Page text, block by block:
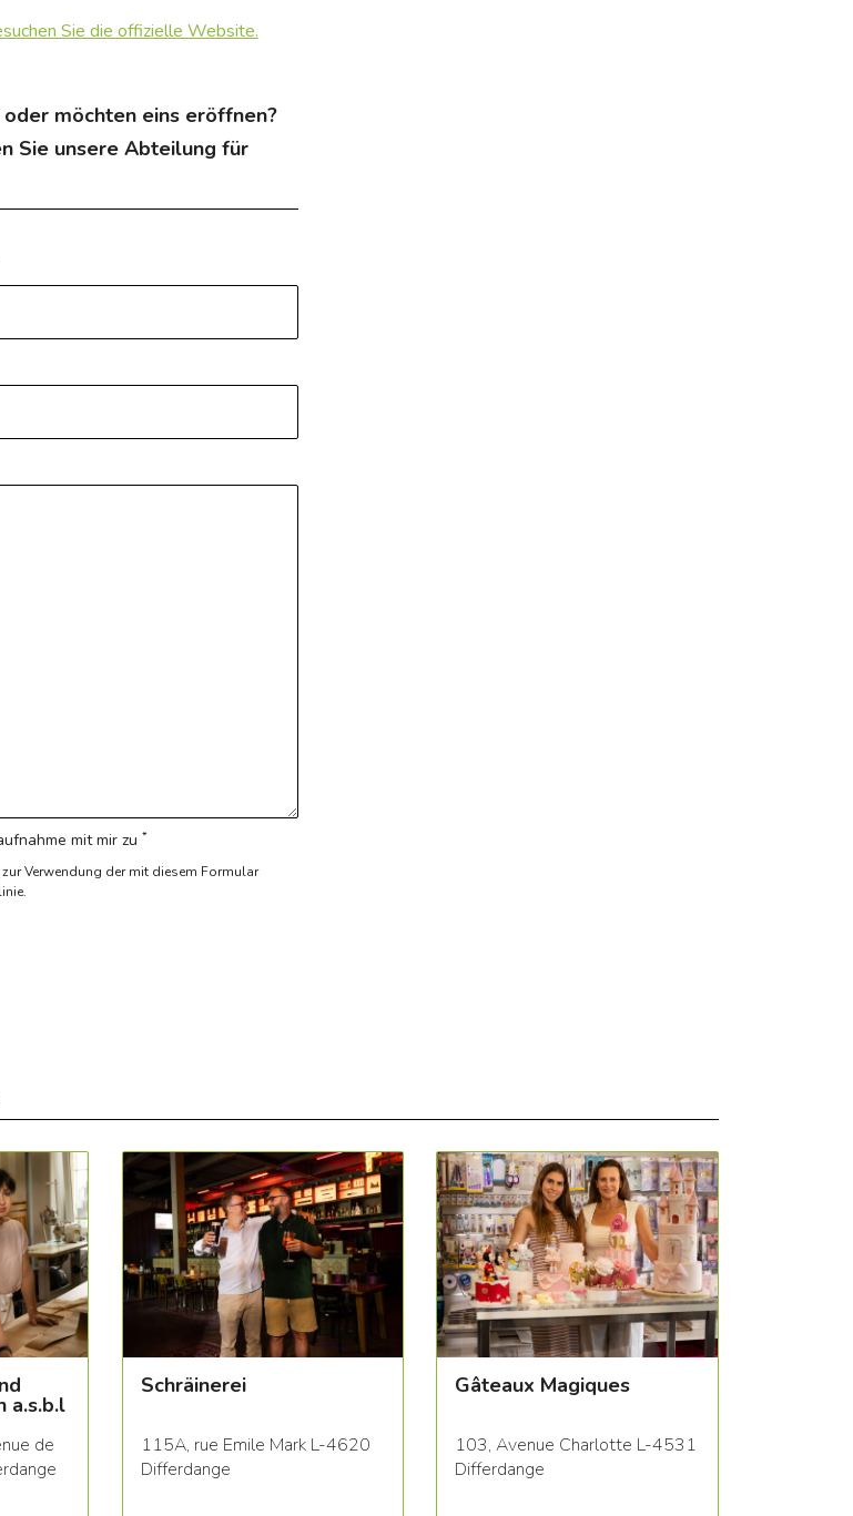
Sie die offizielle Website.
möchten eins eröffnen?
Sie unsere Abteilung für
mit mir zu *
Verwendung der mit diesem Formular
a.s.b.l
de
Schräinerei
115A, rue Emile Mark L-4620
Differdange
Gâteaux Magiques
103, Avenue Charlotte L-4531
Differdange